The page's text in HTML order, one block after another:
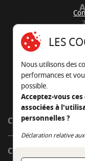
CÔTÉ OUTDOOR
CÔTÉ INDOOR
LES
Nous utilisons des
performances et
possible.
Acceptez-vous
associées à
personnelles ?
Déclaration relative